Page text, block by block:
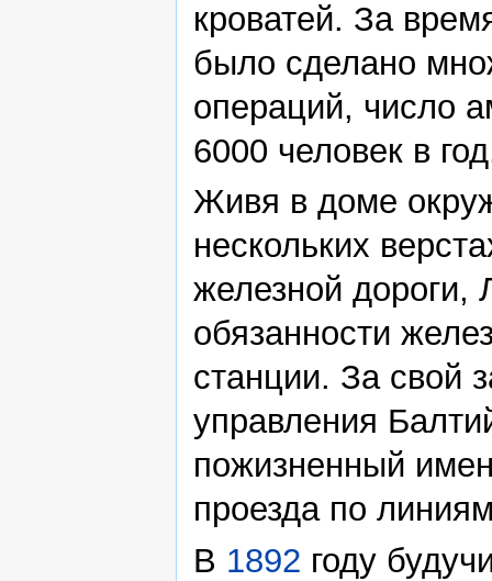
кроватей. За
было сделано
операций, число
6000 человек в
Живя в доме
нескольких
железной
обязанности
станции. За свой
управления
пожизненный
проезда по
В 1892 году